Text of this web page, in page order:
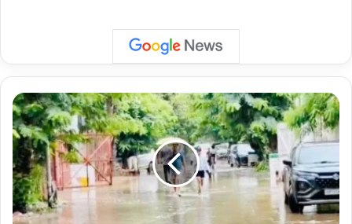
Noida
Rain:
लगातार
बारिश
से
नोएडा
बेहाल,
सड़कों